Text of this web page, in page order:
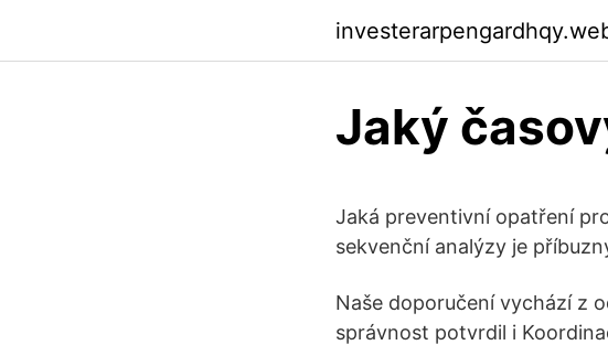
Jaký
Jaká preventivní opatření
sekvenční analýzy je
Naše doporučení vychází z
správnost potvrdil i